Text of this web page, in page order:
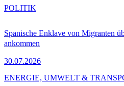
Spanische Enklave von Migranten
ankommen
30.07.2026
POLITIK
ENERGIE, UMWELT &